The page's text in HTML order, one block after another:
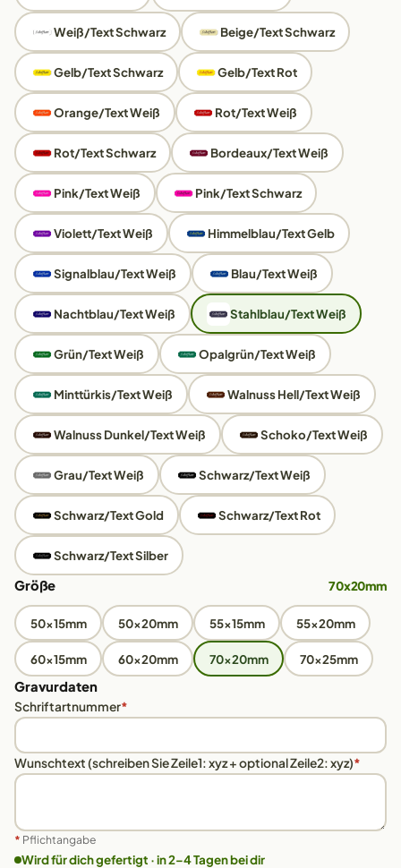
Weiß/Text Schwarz Beige/Text Schwarz
Gelb/Text Schwarz Gelb/Text Rot
Orange/Text Weiß Rot/Text Weiß
Rot/Text Schwarz Bordeaux/Text Weiß
Pink/Text Weiß Pink/Text Schwarz
Violett/Text Weiß Himmelblau/Text Gelb
Signalblau/Text Weiß Blau/Text Weiß
Nachtblau/Text Weiß Stahlblau/Text Weiß
Grün/Text Weiß Opalgrün/Text Weiß
Minttürkis/Text Weiß Walnuss Hell/Text Weiß
Walnuss Dunkel/Text Weiß Schoko/Text Weiß
Grau/Text Weiß Schwarz/Text Weiß
Schwarz/Text Gold Schwarz/Text Rot
Schwarz/Text Silber
Größe 70x20mm
50x15mm 50x20mm 55x15mm 55x20mm
60x15mm 60x20mm 70x20mm 70x25mm
Gravurdaten
Schriftartnummer*
Wunschtext (schreiben Sie Zeile1: xyz + optional Zeile2: xyz)*
* Pflichtangabe
Wird für dich gefertigt · in 2–4 Tagen bei dir